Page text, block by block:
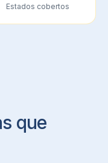
Estados cobertos
que